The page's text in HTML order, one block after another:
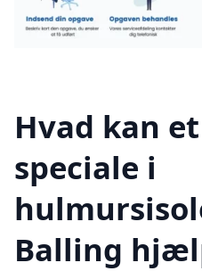
Hvad kan
speciale i
Balling